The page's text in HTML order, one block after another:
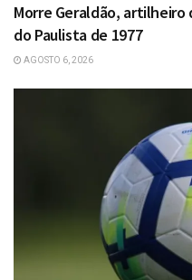
Morre Geraldão,
do Paulista de 1977
AGOSTO 6, 2026